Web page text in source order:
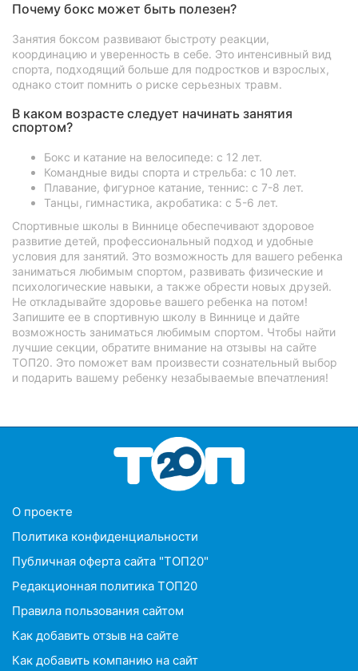
Почему бокс может быть полезен?
Занятия боксом развивают быстроту реакции,
координацию и уверенность в себе. Это интенсивный вид
спорта, подходящий больше для подростков и взрослых,
однако стоит помнить о риске серьезных травм.
В каком возрасте следует начинать занятия
спортом?
Бокс и катание на велосипеде: с 12 лет.
Командные виды спорта и стрельба: с 10 лет.
Плавание, фигурное катание, теннис: с 7-8 лет.
Танцы, гимнастика, акробатика: с 5-6 лет.
Спортивные школы в Виннице обеспечивают здоровое
развитие детей, профессиональный подход и удобные
условия для занятий. Это возможность для вашего ребенка
заниматься любимым спортом, развивать физические и
психологические навыки, а также обрести новых друзей.
Не откладывайте здоровье вашего ребенка на потом!
Запишите ее в спортивную школу в Виннице и дайте
возможность заниматься любимым спортом. Чтобы найти
лучшие секции, обратите внимание на отзывы на сайте
ТОП20. Это поможет вам произвести сознательный выбор
и подарить вашему ребенку незабываемые впечатления!
O проекте
Политика конфиденциальности
Публичная оферта сайта "ТОП20"
Редакционная политика ТОП20
Правила пользования сайтом
Как добавить отзыв на сайте
Как добавить компанию на сайт